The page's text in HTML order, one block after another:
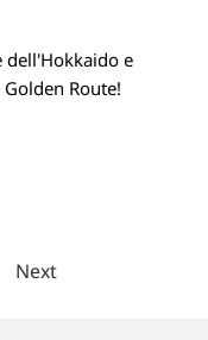
dell'Hokkaido e
Route!
Next